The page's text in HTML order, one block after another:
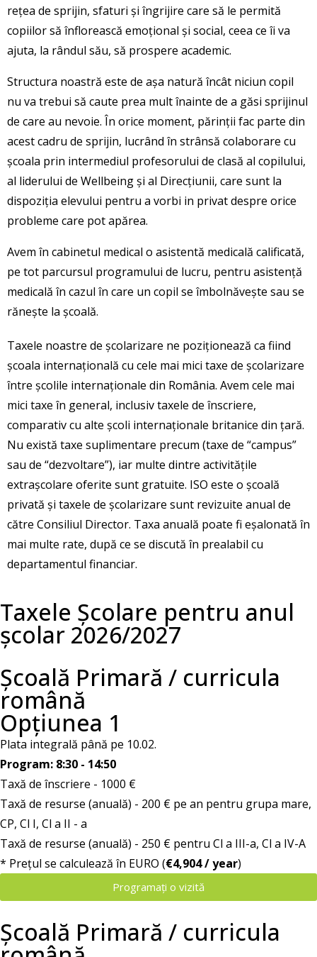
rețea de sprijin, sfaturi și îngrijire care să le permită
copiilor să înflorească emoțional și social, ceea ce îi va
ajuta, la rândul său, să prospere academic.
Structura noastră este de așa natură încât niciun copil
nu va trebui să caute prea mult înainte de a găsi sprijinul
de care au nevoie. În orice moment, părinții fac parte din
acest cadru de sprijin, lucrând în strânsă colaborare cu
școala prin intermediul profesorului de clasă al copilului,
al liderului de Wellbeing și al Direcțiunii, care sunt la
dispoziția elevului pentru a vorbi in privat despre orice
probleme care pot apărea.
Avem în cabinetul medical o asistentă medicală calificată,
pe tot parcursul programului de lucru, pentru asistență
medicală în cazul în care un copil se îmbolnăvește sau se
rănește la școală.
Taxele noastre de școlarizare ne poziționează ca fiind
școala internațională cu cele mai mici taxe de școlarizare
între școlile internaționale din România. Avem cele mai
mici taxe în general, inclusiv taxele de înscriere,
comparativ cu alte școli internaționale britanice din țară.
Nu există taxe suplimentare precum (taxe de “campus”
sau de “dezvoltare”), iar multe dintre activitățile
extrașcolare oferite sunt gratuite. ISO este o școală
privată și taxele de școlarizare sunt revizuite anual de
către Consiliul Director. Taxa anuală poate fi eșalonată în
mai multe rate, după ce se discută în prealabil cu
departamentul financiar.
Taxele Școlare pentru anul
școlar 2026/2027
Școală Primară / curricula
română
Opțiunea 1
Plata integrală până pe 10.02.
Program: 8:30 - 14:50
Taxă de înscriere - 1000 €
Taxă de resurse (anuală) - 200 € pe an pentru grupa mare,
CP, Cl I, Cl a II - a
Taxă de resurse (anuală) - 250 € pentru Cl a III-a, Cl a IV-A
* Prețul se calculează în EURO (€4,904 / year)
Programați o vizită
Școală Primară / curricula